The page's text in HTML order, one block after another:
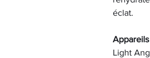
éclat.
Light